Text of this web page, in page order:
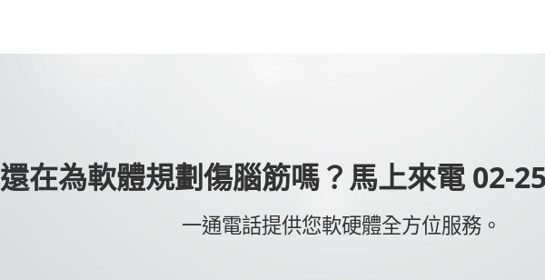
還在為軟體規劃傷腦筋嗎？馬上來電 02-
一通電話提供您軟硬體全方位服務。